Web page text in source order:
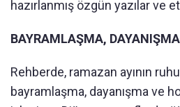
hazırlanmış özgün yazılar ve
BAYRAMLAŞMA,
Rehberde, ramazan ayının
bayramlaşma, dayanışma ve